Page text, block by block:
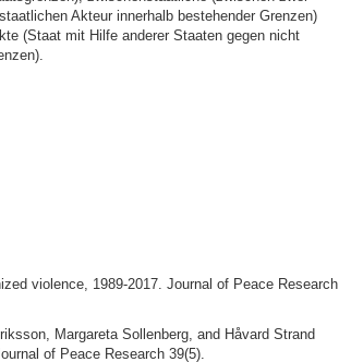
Akteur innerhalb bestehender Grenzen)
(Staat mit Hilfe anderer Staaten gegen nicht
violence, 1989-2017. Journal of Peace Research
Margareta Sollenberg, and Håvard Strand
of Peace Research 39(5).